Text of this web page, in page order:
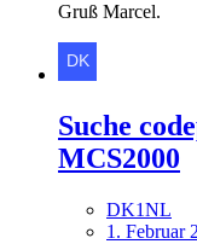
Gruß Marcel.
Suche
MCS2000
DK1NL
1. Februar